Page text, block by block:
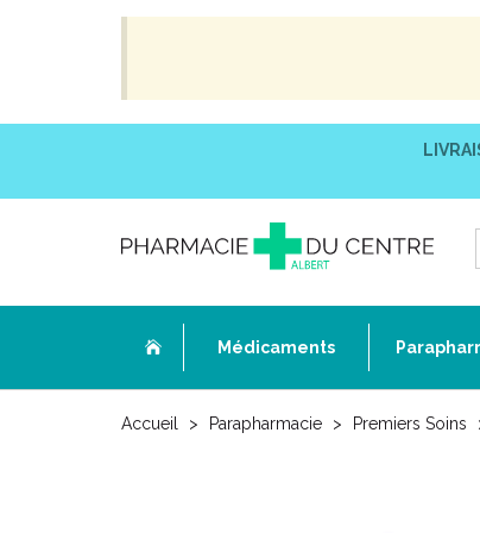
Médicaments
Accueil Parapharmacie Premiers Soins